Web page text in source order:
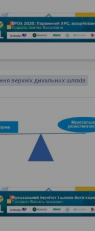
верхніх дихальних шляхів